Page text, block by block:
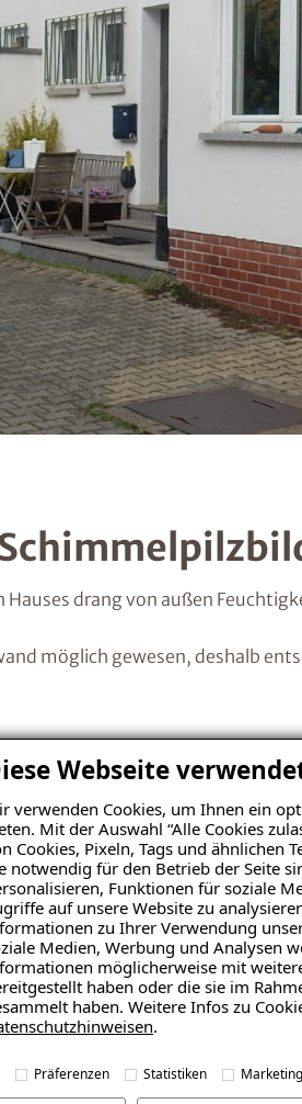
Webseite
verwenden Cookies, um Ihnen ein
Mit der Auswahl “Alle Cookies
Cookies, Pixeln, Tags und ähnlichen
notwendig für den Betrieb der Seite
Funktionen für soziale
auf unsere Website zu
zu Ihrer Verwendung
Medien, Werbung und Analysen
möglicherweise mit
haben oder die sie im
haben. Weitere Infos zu
.
Präferenzen Statistiken Marketing
drang von außen
möglich gewesen, deshalb